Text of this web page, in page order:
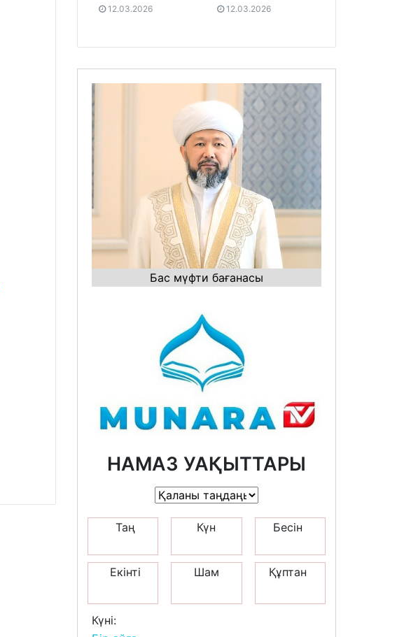
12.03.2026 12.03.2026
Бас мүфти бағанасы
НАМАЗ УАҚЫТТАРЫ
Таң Күн Бесін
Екінті Шам Құптан
Күні: